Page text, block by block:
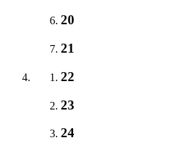
20
21
22
23
24